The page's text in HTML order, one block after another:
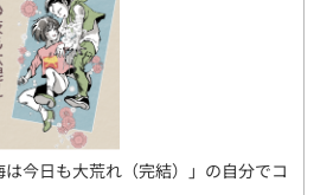
今日も大荒れ（完結）」の自分でコ